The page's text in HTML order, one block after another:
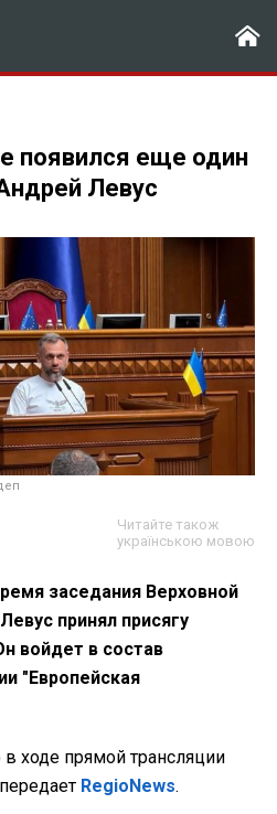
появился еще один
Левус
Читайте також
українською мовою
заседания Верховной
принял присягу
войдет в состав
"Европейская
ходе прямой трансляции
RegioNews.